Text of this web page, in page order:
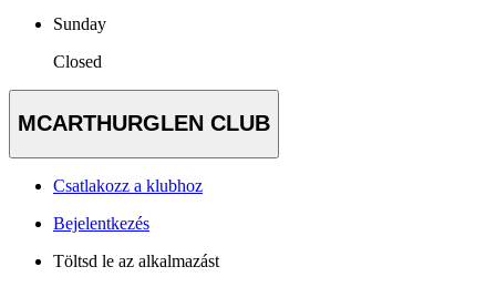
Sunday
Closed
MCARTHURGLEN CLUB
Csatlakozz a klubhoz
Bejelentkezés
Töltsd le az alkalmazást